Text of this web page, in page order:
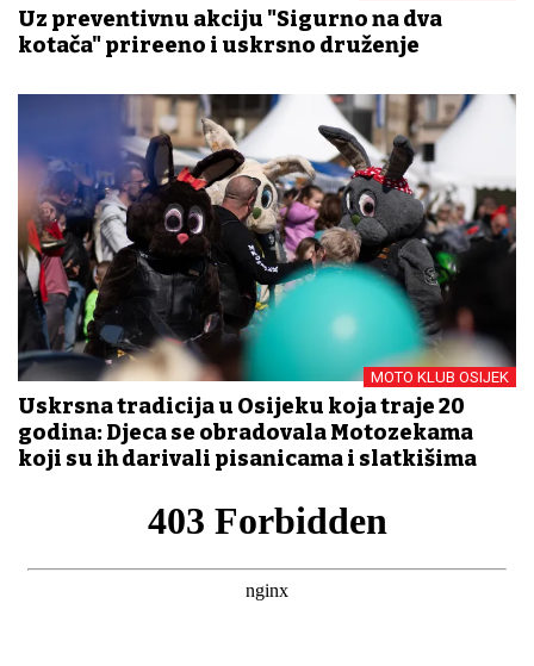
Uz preventivnu akciju "Sigurno na dva
kotača" priređeno i uskrsno druženje
MOTO KLUB OSIJEK
Uskrsna tradicija u Osijeku koja traje 20
godina: Djeca se obradovala Motozekama
koji su ih darivali pisanicama i slatkišima